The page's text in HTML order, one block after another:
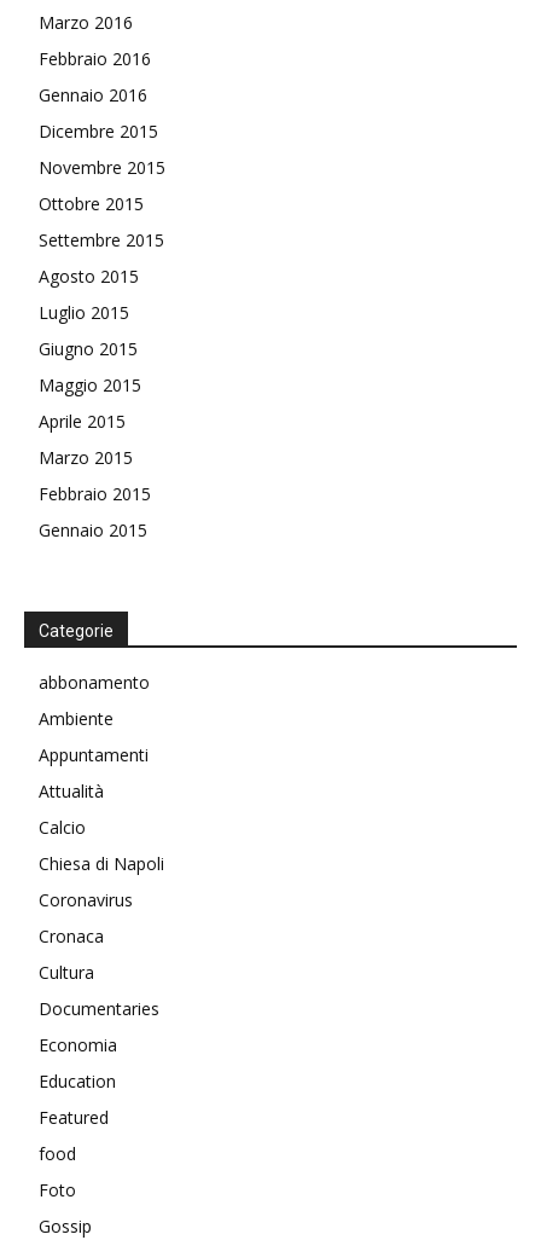
Marzo 2016
Febbraio 2016
Gennaio 2016
Dicembre 2015
Novembre 2015
Ottobre 2015
Settembre 2015
Agosto 2015
Luglio 2015
Giugno 2015
Maggio 2015
Aprile 2015
Marzo 2015
Febbraio 2015
Gennaio 2015
Categorie
abbonamento
Ambiente
Appuntamenti
Attualità
Calcio
Chiesa di Napoli
Coronavirus
Cronaca
Cultura
Documentaries
Economia
Education
Featured
food
Foto
Gossip